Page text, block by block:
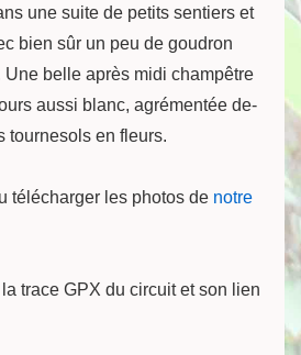
une suite de petits sentiers et
bien sûr un peu de goudron
Une belle après midi champêtre
aussi blanc, agrémentée de-
tournesols en fleurs.
télécharger les photos de notre
trace GPX du circuit et son lien